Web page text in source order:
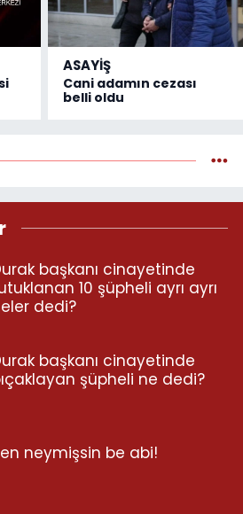
ASAYİŞ
Cani adamın cezası
belli oldu
başkanı cinayetinde
10 şüpheli ayrı ayrı
dedi?
başkanı cinayetinde
şüpheli ne dedi?
neymişsin be abi!